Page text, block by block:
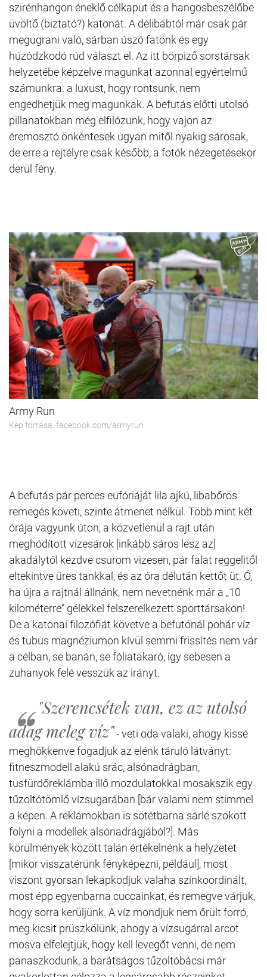
szirénhangon éneklő célkaput és a hangosbeszélőbe
üvöltő (biztató?) katonát. A délibábtól már csak pár
megugrani való, sárban úszó fatönk és egy
húzódzkodó rúd választ el. Az itt börpiző sorstársak
helyzetébe képzelve magunkat azonnal egyértelmű
számunkra: a luxust, hogy rontsunk, nem
engedhetjük meg magunkak. A befutás előtti utolsó
pillanatokban még elfilózunk, hogy vajon az
éremosztó önkéntesek ugyan mitől nyakig sárosak,
de erre a rejtélyre csak később, a fotók nézegetésekor
derül fény.
Army Run
Kép forrása: facebook.com/armyrun
A befutás pár perces eufóriáját lila ajkú, libabőrös
remegés követi, szinte átmenet nélkül. Több mint két
órája vagyunk úton, a közvetlenül a rajt után
meghódított vizesárok [inkább sáros lesz az]
akadálytól kezdve csurom vizesen, pár falat reggelitől
eltekintve üres tankkal, és az óra délután kettőt üt. Ó,
ha újra a rajtnál állnánk, nem nevetnénk már a „10
kilométerre” gélekkel felszerelkezett sporttársakon!
De a katonai filozófiát követve a befutónál pohár víz
és tubus magnéziumon kívül semmi frissítés nem vár
a célban, se banán, se fóliatakaró, így sebesen a
zuhanyok felé vesszük az irányt.
"Szerencsétek van, ez az utolsó
adag meleg víz"- veti oda valaki, ahogy kissé
meghökkenve fogadjuk az elénk táruló látványt:
fitneszmodell alakú srác, alsónadrágban,
tusfürdőreklámba illő mozdulatokkal mosakszik egy
tűzoltótömlő vízsugarában [bár valami nem stimmel
a képen. A reklámokban is sötétbarna sárlé szokott
folyni a modellek alsónadrágjából?]. Más
körülmények között talán értékelnénk a helyzetet
[mikor visszatérünk fényképezni, például], most
viszont gyorsan lekapkodjuk valaha színkoordinált,
most épp egyenbarna cuccainkat, és remegve várjuk,
hogy sorra kerüljünk. A víz mondjuk nem őrült forró,
meg kicsit prüszkölünk, ahogy a vízsugárral arcot
mosva elfelejtjük, hogy kell levegőt venni, de nem
panaszkodunk, a barátságos tűzoltóbácsi már